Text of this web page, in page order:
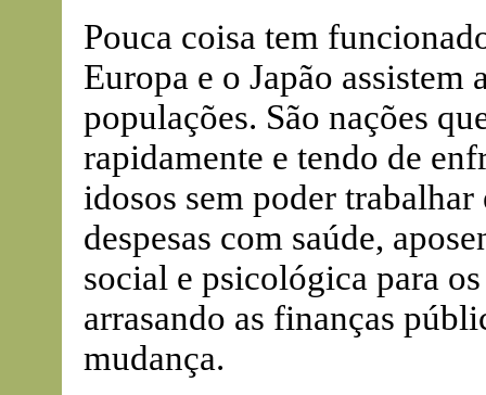
Pouca coisa tem
Europa e o Japão
populações. São nações
rapidamente e tendo de
idosos sem poder
despesas com saúde,
social e psicológica para
arrasando as finanças
mudança.